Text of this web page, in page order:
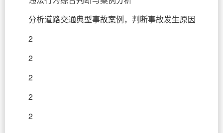
分析道路交通典型事故案例，判断事故发生原因
2
2
2
2
2